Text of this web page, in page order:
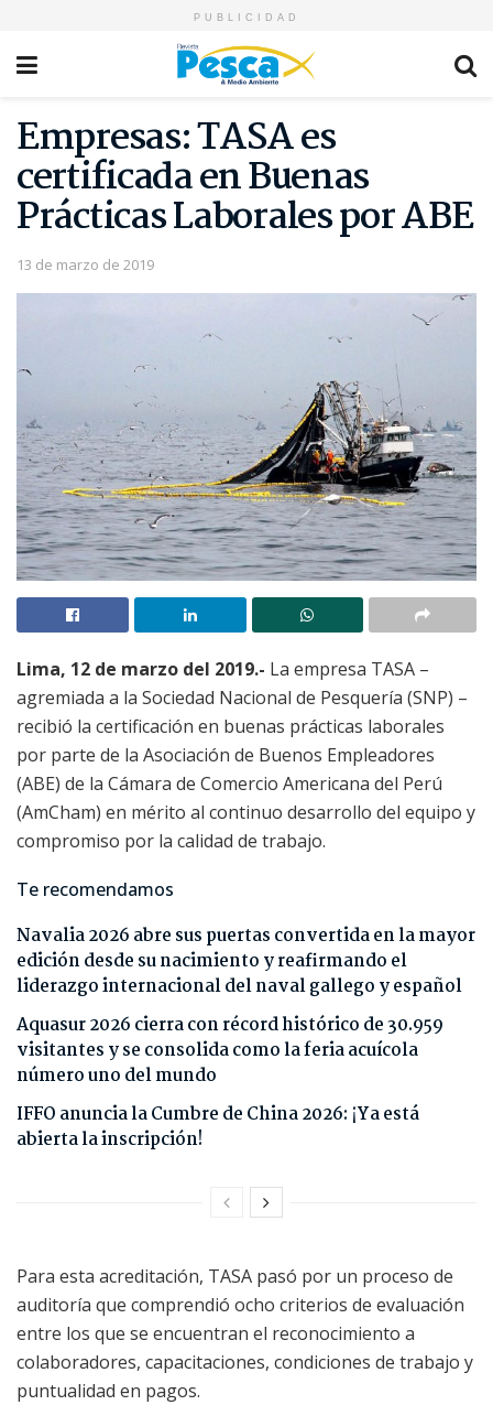
PUBLICIDAD
Empresas: TASA es
certificada en Buenas
Prácticas Laborales por ABE
13 de marzo de 2019
Lima, 12 de marzo del 2019.- La empresa TASA –
agremiada a la Sociedad Nacional de Pesquería (SNP) –
recibió la certificación en buenas prácticas laborales
por parte de la Asociación de Buenos Empleadores
(ABE) de la Cámara de Comercio Americana del Perú
(AmCham) en mérito al continuo desarrollo del equipo y
compromiso por la calidad de trabajo.
Te recomendamos
Navalia 2026 abre sus puertas convertida en la mayor
edición desde su nacimiento y reafirmando el
liderazgo internacional del naval gallego y español
Aquasur 2026 cierra con récord histórico de 30.959
visitantes y se consolida como la feria acuícola
número uno del mundo
IFFO anuncia la Cumbre de China 2026: ¡Ya está
abierta la inscripción!
Para esta acreditación, TASA pasó por un proceso de
auditoría que comprendió ocho criterios de evaluación
entre los que se encuentran el reconocimiento a
colaboradores, capacitaciones, condiciones de trabajo y
puntualidad en pagos.